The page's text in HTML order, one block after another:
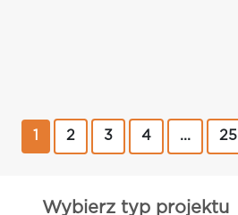
2 3 4 ... 25
Wybierz typ projektu